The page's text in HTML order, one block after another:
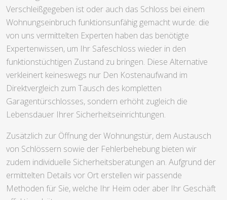
Verschleißgegeben ist oder auch das Schloss bei einem
Wohnungseinbruch funktionsunfähig gemacht wurde: die
von uns vermittelten Experten haben das benötigte
Expertenwissen, um Ihr Safeschloss wieder in den
funktionstüchtigen Zustand zu bringen. Diese Alternative
verkleinert keineswegs nur Den Kostenaufwand im
Direktvergleich zum Tausch des kompletten
Garagentürschlosses, sondern erhöht zugleich die
Lebensdauer Ihrer Sicherheitseinrichtungen.
Zusätzlich zur Öffnung der Wohnungstür, dem Austausch
von Schlössern sowie der Fehlerbehebung bieten wir
zudem individuelle Sicherheitsberatungen an. Aufgrund der
ermittelten Details vor Ort erstellen wir passende
Methoden für Sie, welche Ihr Heim oder aber Ihr Geschäft